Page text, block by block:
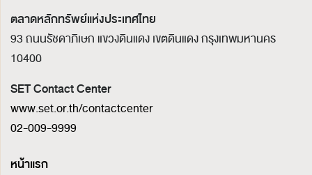
ตลาดหลักทรัพย์แห่งประเทศไทย
93 ถนนรัชดาภิเษก แขวงดินแดง เขตดินแดงกรุงเทพมหานคร
10400
SET Contact Center
www.set.or.th/contactcenter
02-009-9999
หน้าแรก